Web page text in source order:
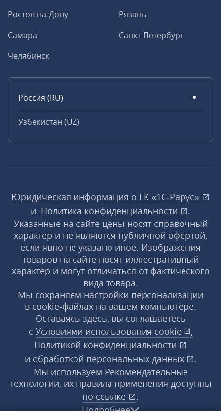
Ростов-на-Дону
Рязань
Самара
Санкт-Петербург
Челябинск
Россия (RU)
Узбекистан (UZ)
Юридическая информация о ГК «1С‑Рарус»
и Политика конфиденциальности
.
Указанные на сайте цены носят справочный
характер и не являются публичной офертой,
если явно не указано иное. Изображения
товаров на сайте носят иллюстративный
характер и могут отличаться от фактического
вида товара.
Мы сохраняем настройки персонализации
в cookie‑файлах на вашем компьютере.
Оставаясь здесь, вы соглашаетесь
с Условиями использования cookie
,
Политикой конфиденциальности
и обработкой персональных данных
.
Мы используем Рекомендательные
технологии, их правила применения доступны
по ссылке
.
Подробнее